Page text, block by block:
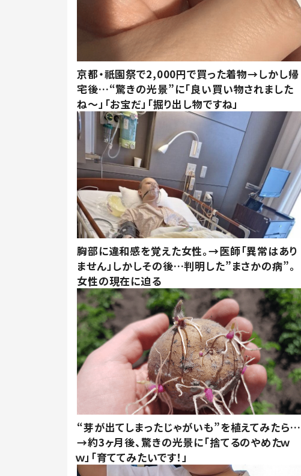
京都・祇園祭で2,000円で買った着物→しかし帰
宅後…“驚きの光景”に「良い買い物されました
ね～」「お宝だ」「掘り出し物ですね」
胸部に違和感を覚えた女性。→医師「異常はあり
ません」しかしその後…判明した”まさかの病”。
女性の現在に迫る
“芽が出てしまったじゃがいも”を植えてみたら…
→約3ヶ月後、驚きの光景に「捨てるのやめたｗ
ｗ」「育ててみたいです！」